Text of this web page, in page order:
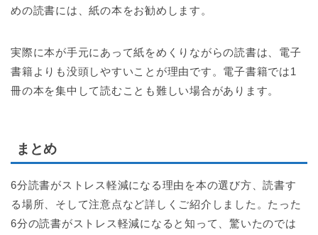
めの読書には、紙の本をお勧めします。
実際に本が手元にあって紙をめくりながらの読書は、電子
書籍よりも没頭しやすいことが理由です。電子書籍では1
冊の本を集中して読むことも難しい場合があります。
まとめ
6分読書がストレス軽減になる理由を本の選び方、読書す
る場所、そして注意点など詳しくご紹介しました。たった
6分の読書がストレス軽減になると知って、驚いたのでは